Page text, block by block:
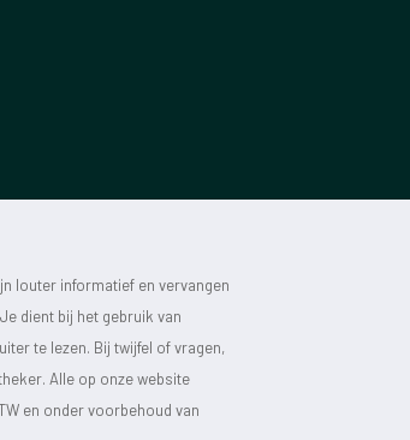
louter informatief en vervangen
dient bij het gebruik van
te lezen. Bij twijfel of vragen,
Alle op onze website
en onder voorbehoud van